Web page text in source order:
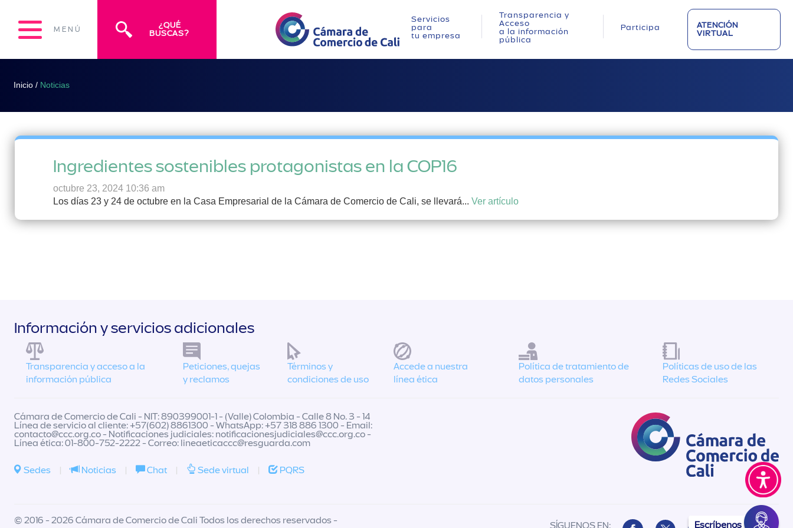
MENÚ
¿QUÉ
BUSCAS?
Servicios
para
tu empresa
Transparencia y
Acceso
a la información
pública
Participa
ATENCIÓN
VIRTUAL
Inicio / Noticias
Ingredientes sostenibles protagonistas en la COP16
octubre 23, 2024 10:36 am
Los días 23 y 24 de octubre en la Casa Empresarial de la Cámara de Comercio de Cali, se llevará... Ver artículo
Escríbenos
Información y servicios adicionales
Transparencia y acceso a la
información pública
Peticiones, quejas
y reclamos
Términos y
condiciones de uso
Accede a nuestra
línea ética
Política de tratamiento de
datos personales
Políticas de uso de las
Redes Sociales
Cámara de Comercio de Cali - NIT: 890399001-1 - (Valle) Colombia - Calle 8 No. 3 - 14
Línea de servicio al cliente: +57(602) 8861300 - WhatsApp: +57 318 886 1300 - Email:
contacto@ccc.org.co- Notificaciones judiciales: notificacionesjudiciales@ccc.org.co-
Línea ética: 01-800-752-2222 - Correo: lineaeticaccc@resguarda.com
Sedes | Noticias | Chat | Sede virtual | PQRS
© 2016 - 2026 Cámara de Comercio de Cali Todos los derechos reservados -